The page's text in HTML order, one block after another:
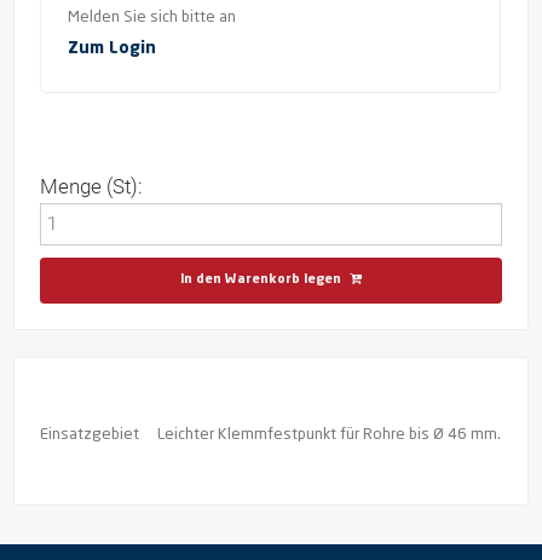
Melden Sie sich bitte an
Zum Login
Menge (St):
In den Warenkorb legen
Einsatzgebiet Leichter Klemmfestpunkt für Rohre bis Ø 46 mm.